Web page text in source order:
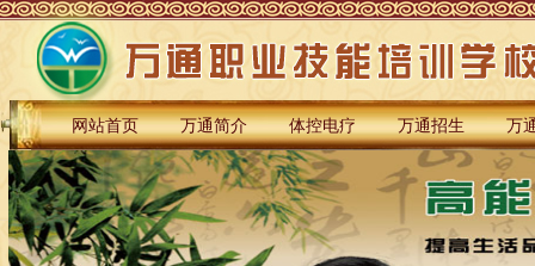
网站首页 万通简介 体控电疗 万通招生 万